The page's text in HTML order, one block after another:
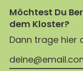
Möchtest Du
dem Kloster?
Dann trage hier